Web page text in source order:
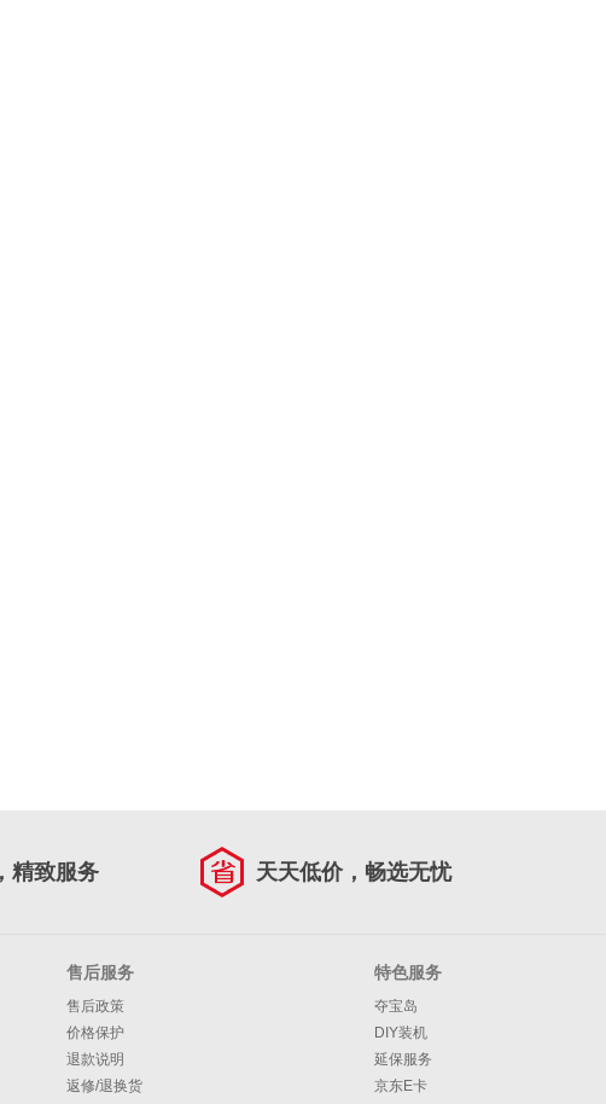
精致服务 天天低价，畅选无忧
售后服务
售后政策
价格保护
退款说明
返修/退换货
特色服务
夺宝岛
DIY装机
延保服务
京东E卡